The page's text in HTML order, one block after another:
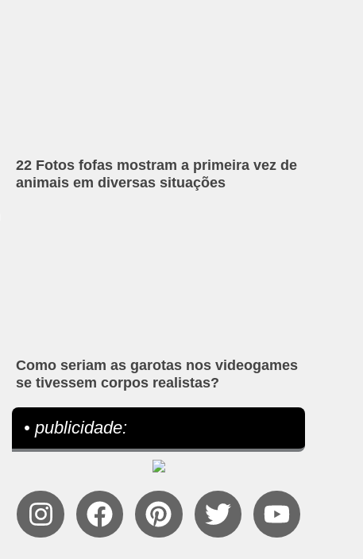
22 Fotos fofas mostram a primeira vez de
animais em diversas situações
Como seriam as garotas nos videogames
se tivessem corpos realistas?
• publicidade: